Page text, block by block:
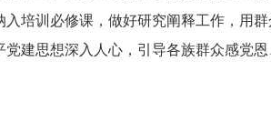
培训必修课，做好研究阐释工作，用
建思想深入人心，引导各族群众感党